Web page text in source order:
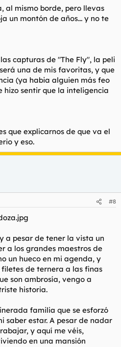
al mismo borde, pero llevas
un montón de años... y no te
capturas de "The Fly", la peli
una de mis favoritas, y que
(ya habia alguien más feo
hizo sentir que la inteligencia
que explicarnos de que va el
y eso.
#8
a pesar de tener la vista un
a los grandes maestros de
un hueco en mi agenda, y
de ternera a las finas
son ambrosía, vengo a
historia.
familia que se esforzó
saber estar. A pesar de nadar
y aquí me véis,
en una mansión